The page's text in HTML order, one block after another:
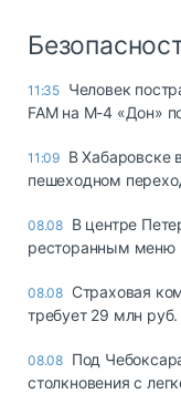
11:35 Человек
FAM на М-4 «Дон»
11:09 В Хабаровске
пешеходном
08.08 В центре
ресторанным меню
08.08 Страховая
требует 29 млн
08.08 Под
столкновения с